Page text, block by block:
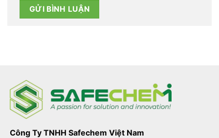
Công Ty TNHH Safechem Việt Nam